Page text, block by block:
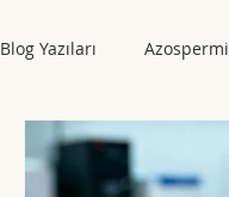
Blog Yazıları Azospermi